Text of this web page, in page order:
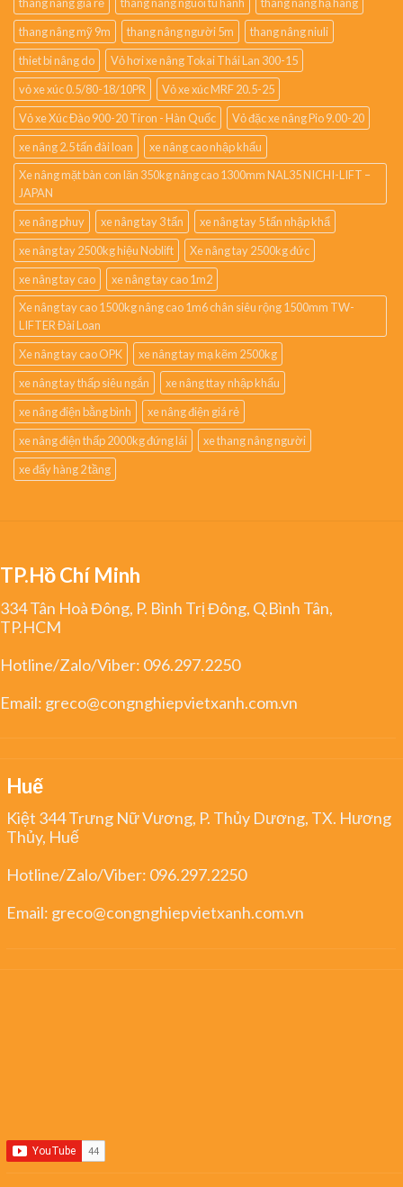
thang nang gia rẻ
thang nang nguoi tu hanh
thang nâng hạ hàng
thang nâng mỹ 9m
thang nâng người 5m
thang nâng niuli
thiet bi nâng do
Vỏ hơi xe nâng Tokai Thái Lan 300-15
vỏ xe xúc 0.5/80-18/10PR
Vỏ xe xúc MRF 20.5-25
Vỏ xe Xúc Đào 900-20 Tiron - Hàn Quốc
Vỏ đặc xe nâng Pio 9.00-20
xe nâng 2.5 tấn đài loan
xe nâng cao nhập khẩu
Xe nâng mặt bàn con lăn 350kg nâng cao 1300mm NAL35 NICHI-LIFT –
JAPAN
xe nâng phuy
xe nâng tay 3 tấn
xe nâng tay 5 tấn nhập khẩ
xe nâng tay 2500kg hiệu Noblift
Xe nâng tay 2500kg đức
xe nâng tay cao
xe nâng tay cao 1m2
Xe nâng tay cao 1500kg nâng cao 1m6 chân siêu rộng 1500mm TW-
LIFTER Đài Loan
Xe nâng tay cao OPK
xe nâng tay mạ kẽm 2500kg
xe nâng tay thấp siêu ngắn
xe nâng ttay nhập khẩu
xe nâng điện bằng bình
xe nâng điện giá rẻ
xe nâng điện thấp 2000kg đứng lái
xe thang nâng người
xe đẩy hàng 2 tầng
TP.Hồ Chí Minh
334 Tân Hoà Đông, P. Bình Trị Đông, Q.Bình Tân,
TP.HCM
Hotline/Zalo/Viber: 096.297.2250
Email: greco@congnghiepvietxanh.com.vn
Huế
Kiệt 344 Trưng Nữ Vương, P. Thủy Dương, TX. Hương
Thủy, Huế
Hotline/Zalo/Viber: 096.297.2250
Email: greco@congnghiepvietxanh.com.vn